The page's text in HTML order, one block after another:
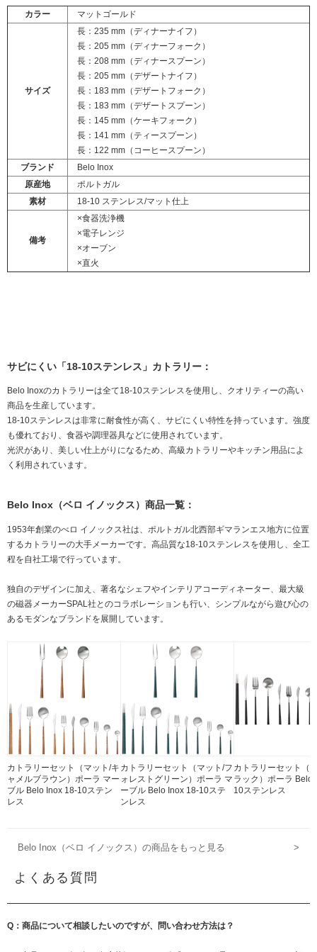
カラー マットゴールド
サイズ
長：235 mm（ディナーナイフ ）
長：205 mm（ディナーフォーク ）
長：208 mm（ディナースプーン ）
長：205 mm（デザートナイフ ）
長：183 mm（デザートフォーク ）
長：183 mm（デザートスプーン ）
長：145 mm（ケーキフォーク ）
長：141 mm（ ティースプーン ）
長：122 mm（ コーヒースプーン ）
ブランド
Belo Inox
原産地
ポルトガル
素材
18-10 ステンレス/マット仕上
備考
×食器洗浄機
×電子レンジ
×オーブン
×直火
サビにくい「18-10ステンレス」カトラリー：
Belo Inoxのカトラリーは全て18-10ステンレスを使用し、クオリティーの高い
商品を生産しています。
18-10ステンレスは非常に耐食性が高く、サビにくい特性を持っています。強度
も優れており、食器や調理器具などに使用されています。
光沢があり、美しい仕上がりになるため、高級カトラリーやキッチン用品によ
く利用されています。
Belo Inox（ベロ イノックス）商品一覧：
1953年創業のべロ イノックス社は、ポルトガル北西部ギマランエス地方に位置
するカトラリーの大手メーカーです。高品質な18-10ステンレスを使用し、全工
程を自社工場で行っています。
独自のデザインに加え、著名なシェフやインテリアコーディネーター、最大級
の磁器メーカーSPAL社とのコラボレーションも行い、シンプルながら遊び心の
あるモダンなブランドを展開しています。
カトラリーセット（マット/キ
ャメルブラウン）ポーラ マー
ブル Belo Inox 18-10ステン
レス
カトラリーセット（マット/フ
ォレストグリーン）ポーラ マ
ーブル Belo Inox 18-10ステ
ンレス
カトラリーセット（
ラック）ポーラ Belo
10ステンレス
Belo Inox（ベロ イノックス）の商品をもっと見る >
よくある質問
Q：商品について相談したいのですが、問い合わせ方法は？